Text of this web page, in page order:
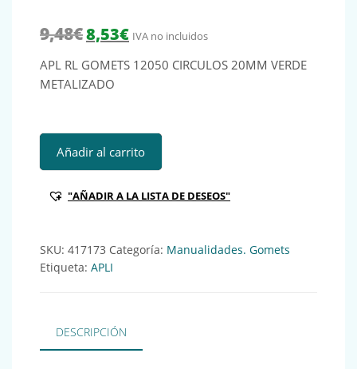
9,48€ El precio original era: 9,48€.
8,53€El precio actual es: 8,53€.
IVA no incluidos
APL RL GOMETS 12050 CIRCULOS 20MM VERDE
METALIZADO
APL RL GOMETS 12050 CIRCULOS 20MM VERDE
Añadir al carrito
"AÑADIR A LA LISTA DE DESEOS"
SKU: 417173 Categoría: Manualidades. Gomets
Etiqueta: APLI
DESCRIPCIÓN